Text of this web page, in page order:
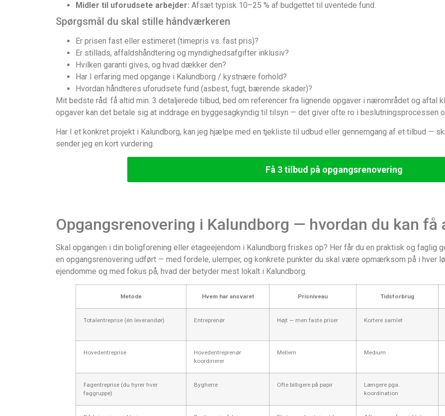
Midler til uforudsete arbejder: Afsæt typisk 10–25 % af budgettet til uventede fund.
Spørgsmål du skal stille håndværkeren
Er prisen fast eller estimeret (timepris vs. fast pris)?
Er stillads, affaldshåndtering og myndighedsafgifter inklusiv?
Hvilken garanti gives, og hvad dækker den?
Har I erfaring med opgange i Kalundborg / kystnære forhold?
Hvordan håndteres uforudsete fund (asbest, fugt, bærende skader)?
Mit bedste råd: få altid min. 3 detaljerede tilbud, bed om referencer fra lignende opgaver i nærområdet og aftal
opgaver kan det betale sig at inddrage en byggesagkyndig til tilsyn — det giver ofte ro i beslutningsprocessen
Har I et konkret projekt i Kalundborg, kan jeg hjælpe med en tjekliste til udbud eller gennemgang af et tilbud —
sender jeg en kort vurdering.
Få 3 tilbud på opgangsrenovering
Opgangsrenovering i Kalundborg — hvordan du kan
Skal opgangen i din boligforening eller etageejendom i Kalundborg friskes op? Her får du en praktisk og faglig
en opgangsrenovering udført — med fordele, ulemper, og konkrete punkter du skal være opmærksom på i hver
ejendomme og med fokus på, hvad der betyder mest lokalt i Kalundborg.
Metode Hvem har ansvaret Prisniveau Tidsforbrug
Totalentreprise (én leverandør) Entreprenør Højt — men faste priser Kortere samlet
Hovedentreprise
Hovedentreprenør
koordinerer
Mellem Medium
Fagentreprise (du hyrer hver
faggruppe)
Bygherre Ofte billigere på papir
Længere pga.
koordination